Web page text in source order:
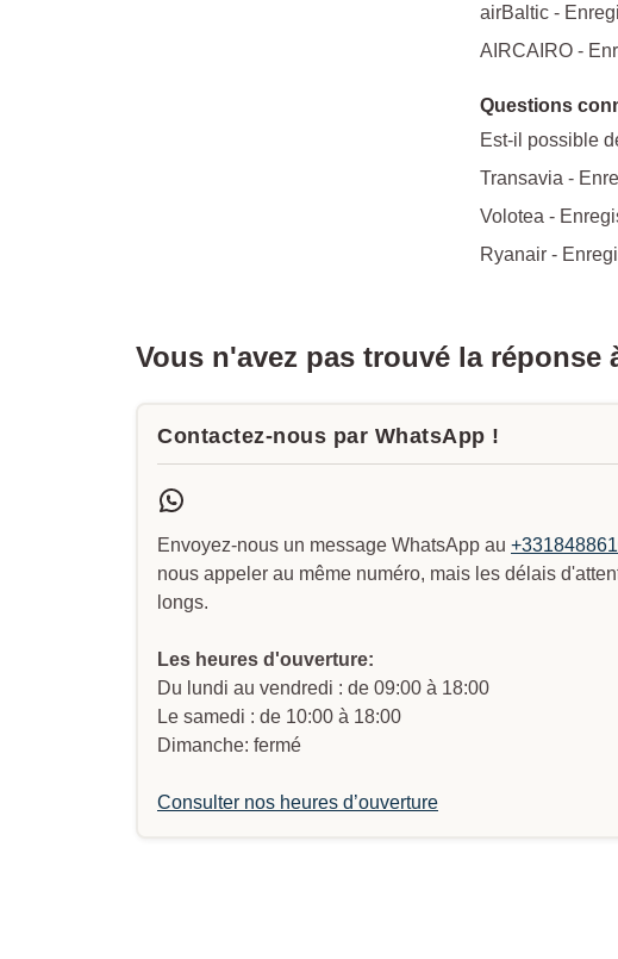
airBaltic -
AIRCAIRO -
Questions
Est-il possible
Transavia -
Volotea -
Ryanair -
Vous n'avez pas trouvé la réponse
Contactez-nous par WhatsApp !
Envoyez-nous un message WhatsApp au
nous appeler au même numéro, mais les délais
longs.
Les heures d'ouverture:
Du lundi au vendredi : de 09:00 à 18:00
Le samedi : de 10:00 à 18:00
Dimanche: fermé
Consulter nos heures d’ouverture